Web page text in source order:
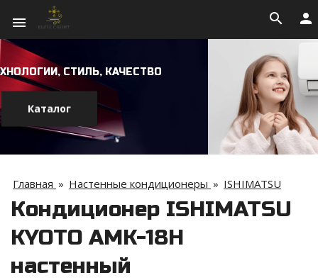
menu person
search
Главная » Настенные кондиционеры » ISHIMATSU
Кондиционер ISHIMATSU
KYOTO AMK-18H
настенный